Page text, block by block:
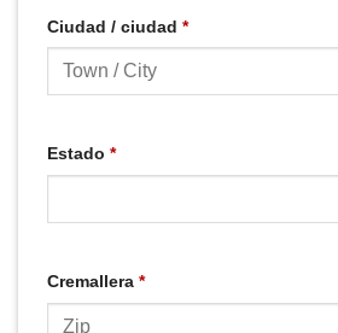
Ciudad / ciudad *
Estado *
Cremallera *